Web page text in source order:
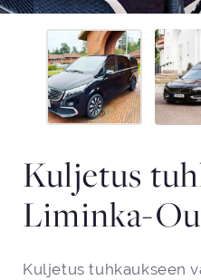
Kuljetus
Liminka-
Kuljetus tuhkaukseen